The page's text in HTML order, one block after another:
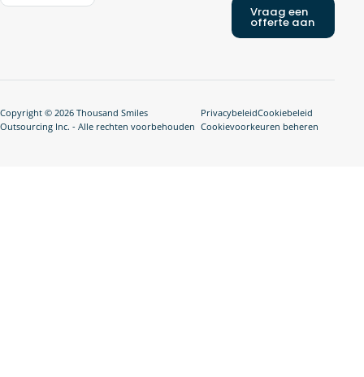
Vraag een
offerte aan
Copyright © 2026 Thousand Smiles
Outsourcing Inc. - Alle rechten voorbehouden
PrivacybeleidCookiebeleid
Cookievoorkeuren beheren